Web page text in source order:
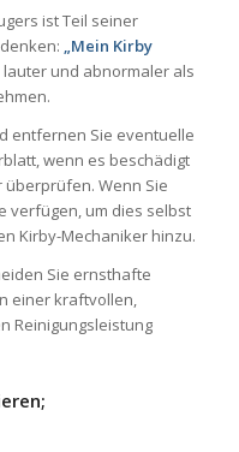
ist Teil seiner
„Mein Kirby
lauter und abnormaler als
entfernen Sie eventuelle
wenn es beschädigt
überprüfen. Wenn Sie
verfügen, um dies selbst
Kirby-Mechaniker hinzu.
Sie ernsthafte
einer kraftvollen,
Reinigungsleistung